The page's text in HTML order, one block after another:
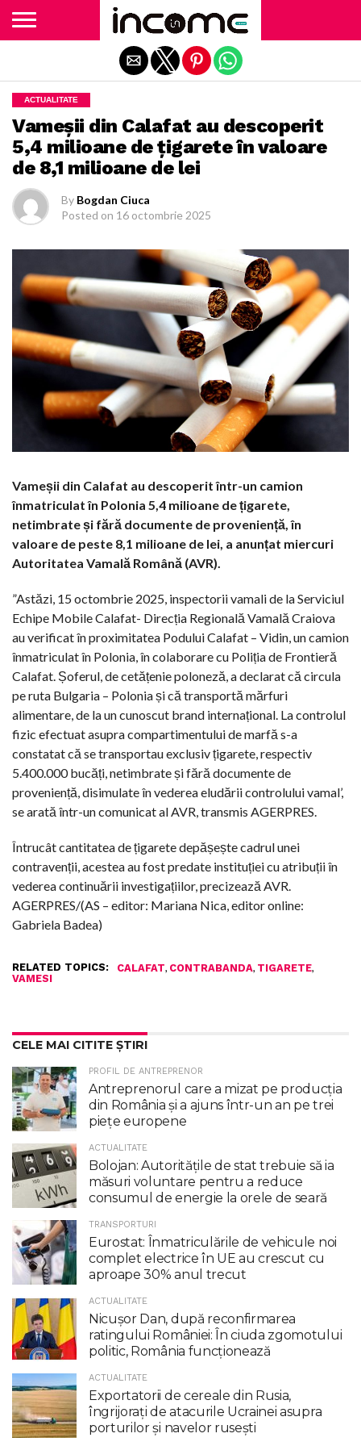
ACTUALITATE
Vameșii din Calafat au descoperit
5,4 milioane de țigarete în valoare
de 8,1 milioane de lei
By Bogdan Ciuca
Posted on 16 octombrie 2025
Vameșii din Calafat au descoperit într-un camion
înmatriculat în Polonia 5,4 milioane de țigarete,
netimbrate și fără documente de proveniență, în
valoare de peste 8,1 milioane de lei, a anunțat miercuri
Autoritatea Vamală Română (AVR).
”Astăzi, 15 octombrie 2025, inspectorii vamali de la Serviciul
Echipe Mobile Calafat- Direcția Regională Vamală Craiova
au verificat în proximitatea Podului Calafat – Vidin, un camion
înmatriculat în Polonia, în colaborare cu Poliția de Frontieră
Calafat. Șoferul, de cetățenie poloneză, a declarat că circula
pe ruta Bulgaria – Polonia și că transportă mărfuri
alimentare, de la un cunoscut brand internațional. La controlul
fizic efectuat asupra compartimentului de marfă s-a
constatat că se transportau exclusiv țigarete, respectiv
5.400.000 bucăți, netimbrate și fără documente de
proveniență, disimulate în vederea eludării controlului vamal’,
se arată într-un comunicat al AVR, transmis AGERPRES.
Întrucât cantitatea de țigarete depășește cadrul unei
contravenții, acestea au fost predate instituției cu atribuții în
vederea continuării investigațiilor, precizează AVR.
AGERPRES/(AS – editor: Mariana Nica, editor online:
Gabriela Badea)
RELATED TOPICS: CALAFAT, CONTRABANDA, TIGARETE,
VAMESI
CELE MAI CITITE ȘTIRI
PROFIL DE ANTREPRENOR
Antreprenorul care a mizat pe producția
din România și a ajuns într-un an pe trei
piețe europene
ACTUALITATE
Bolojan: Autoritățile de stat trebuie să ia
măsuri voluntare pentru a reduce
consumul de energie la orele de seară
TRANSPORTURI
Eurostat: Înmatriculările de vehicule noi
complet electrice în UE au crescut cu
aproape 30% anul trecut
ACTUALITATE
Nicuşor Dan, după reconfirmarea
ratingului României: În ciuda zgomotului
politic, România funcţionează
ACTUALITATE
Exportatorii de cereale din Rusia,
îngrijorați de atacurile Ucrainei asupra
porturilor și navelor rusești
Exit mobile version